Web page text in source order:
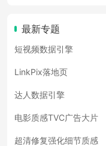
最新专题
短视频数据引擎
LinkPix落地页
达人数据引擎
电影质感TVC广告大片
超清修复强化细节质感